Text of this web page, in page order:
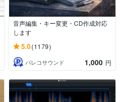
音声編集・キー変更・CD作成対応
します
5.0(1179)
パレコサウンド 1,000 円